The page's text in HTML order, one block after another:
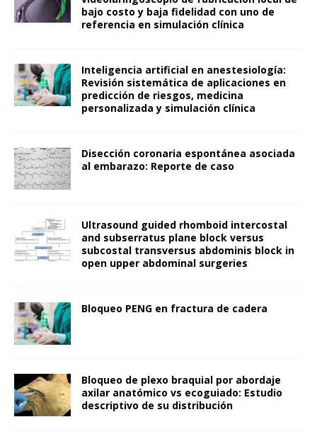
bajo costo y baja fidelidad con uno de
referencia en simulación clínica
Inteligencia artificial en anestesiología:
Revisión sistemática de aplicaciones en
predicción de riesgos, medicina
personalizada y simulación clínica
Disección coronaria espontánea asociada
al embarazo: Reporte de caso
Ultrasound guided rhomboid intercostal
and subserratus plane block versus
subcostal transversus abdominis block in
open upper abdominal surgeries
Bloqueo PENG en fractura de cadera
Bloqueo de plexo braquial por abordaje
axilar anatómico vs ecoguiado: Estudio
descriptivo de su distribución